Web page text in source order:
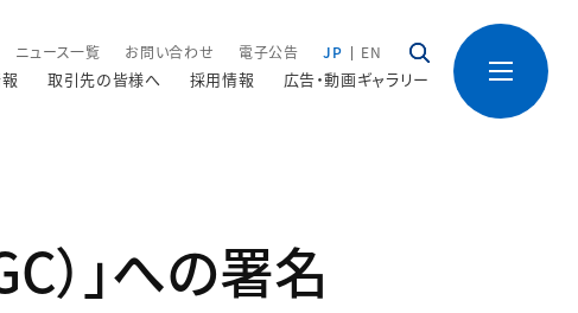
ニュース一覧 お問い合わせ 電子公告 JP EN
取引先の皆様へ 採用情報 広告・動画ギャラリー
）」への署名